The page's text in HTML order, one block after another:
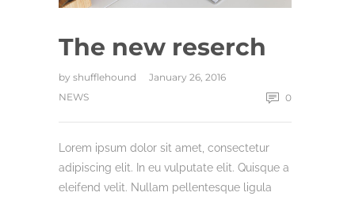
The new reserch
by shufflehound
January 26, 2016
NEWS
0
Lorem ipsum dolor sit amet, consectetur
adipiscing elit. In eu vulputate elit. Quisque a
eleifend velit. Nullam pellentesque ligula